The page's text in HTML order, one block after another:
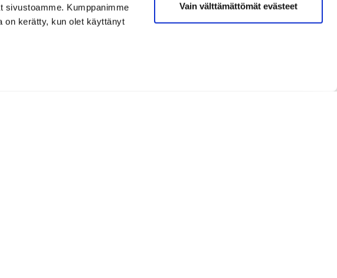
sivustoamme. Kumppanimme
on kerätty, kun olet käyttänyt
Vain välttämättömät evästeet